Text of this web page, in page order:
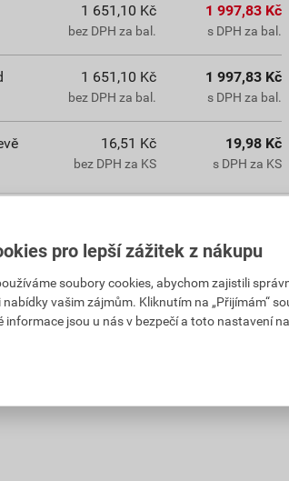
1 651,10 Kč
bez DPH za bal.
1 997,83 Kč
s DPH za bal.
1 651,10 Kč
bez DPH za bal.
1 997,83 Kč
s DPH za bal.
16,51 Kč
bez DPH za KS
19,98 Kč
s DPH za KS
pro lepší zážitek z nákupu
soubory cookies, abychom zajistili
vašim zájmům. Kliknutím na „Přijímám“
informace jsou u nás v bezpečí a toto nastavení